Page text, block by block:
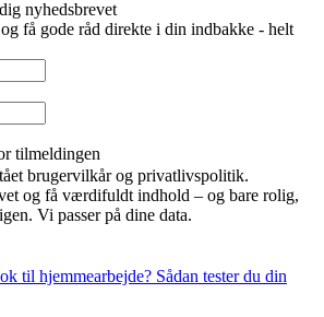
nyhedsbrevet
få gode råd direkte i din indbakke - helt
tilmeldingen
brugervilkår og privatlivspolitik.
og få værdifuldt indhold – og bare rolig,
Vi passer på dine data.
til hjemmearbejde? Sådan tester du din